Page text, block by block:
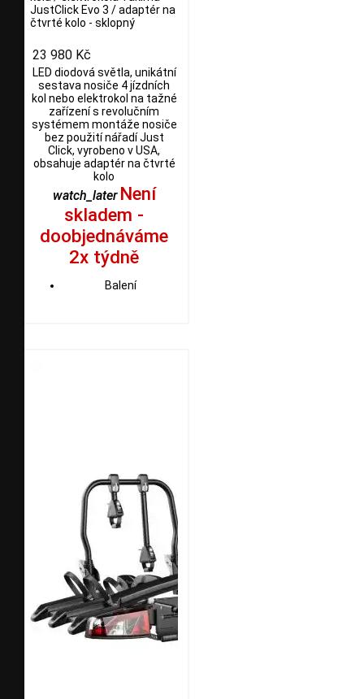
JustClick Evo 3 / adaptér na
čtvrté kolo - sklopný
23 980 Kč
LED diodová světla, unikátní
sestava nosiče 4 jízdních
kol nebo elektrokol na tažné
zařízení s revolučním
systémem montáže nosiče
bez použití nářadí Just
Click, vyrobeno v USA,
obsahuje adaptér na čtvrté
kolo
watch_later Není
skladem -
doobjednáváme
2x týdně
Balení